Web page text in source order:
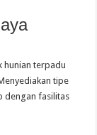
hunian terpadu
tipe
dengan fasilitas